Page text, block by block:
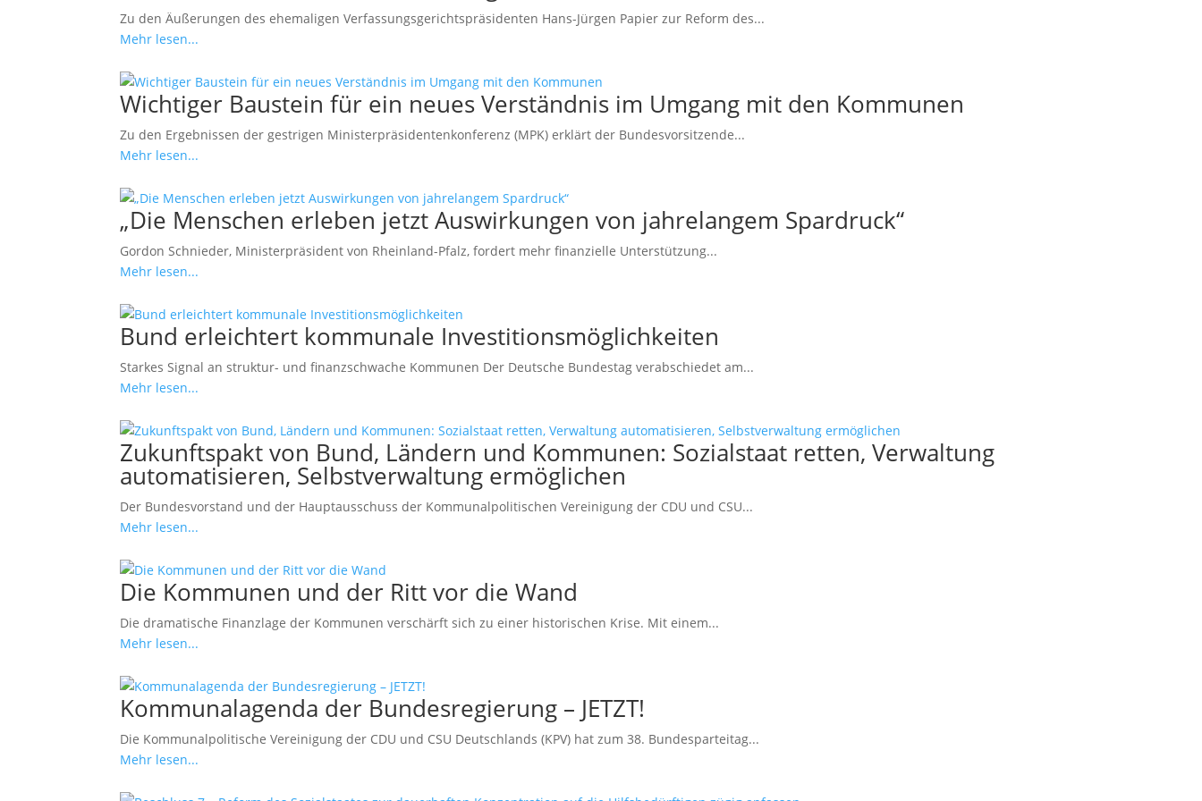
Zu den Äußerungen des ehemaligen Verfassungsgerichtspräsidenten Hans-Jürgen Papier zur Reform des...
Mehr lesen...
Wichtiger Baustein für ein neues Verständnis im Umgang mit den Kommunen
Zu den Ergebnissen der gestrigen Ministerpräsidentenkonferenz (MPK) erklärt der Bundesvorsitzende...
Mehr lesen...
„Die Menschen erleben jetzt Auswirkungen von jahrelangem Spardruck“
Gordon Schnieder, Ministerpräsident von Rheinland-Pfalz, fordert mehr finanzielle Unterstützung...
Mehr lesen...
Bund erleichtert kommunale Investitionsmöglichkeiten
Starkes Signal an struktur- und finanzschwache Kommunen Der Deutsche Bundestag verabschiedet am...
Mehr lesen...
Zukunftspakt von Bund, Ländern und Kommunen: Sozialstaat retten, Verwaltung
automatisieren, Selbstverwaltung ermöglichen
Der Bundesvorstand und der Hauptausschuss der Kommunalpolitischen Vereinigung der CDU und CSU...
Mehr lesen...
Die Kommunen und der Ritt vor die Wand
Die dramatische Finanzlage der Kommunen verschärft sich zu einer historischen Krise. Mit einem...
Mehr lesen...
Kommunalagenda der Bundesregierung – JETZT!
Die Kommunalpolitische Vereinigung der CDU und CSU Deutschlands (KPV) hat zum 38. Bundesparteitag...
Mehr lesen...